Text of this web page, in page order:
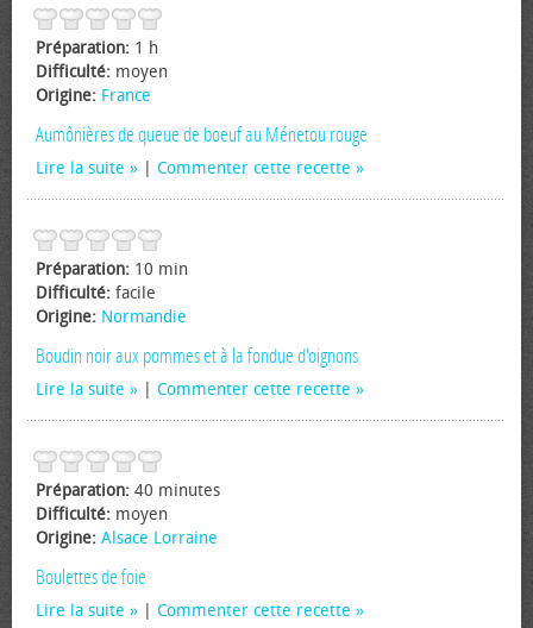
Préparation: 1 h
Difficulté: moyen
Origine: France
Aumônières de queue de boeuf au Ménetou rouge
Lire la suite Commenter cette recette
Préparation: 10 min
Difficulté: facile
Origine: Normandie
Boudin noir aux pommes et à la fondue d'oignons
Lire la suite Commenter cette recette
Préparation: 40 minutes
Difficulté: moyen
Origine: Alsace Lorraine
Boulettes de foie
Lire la suite Commenter cette recette